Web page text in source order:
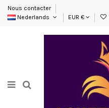
Nous contacter
Nederlands
EUR €